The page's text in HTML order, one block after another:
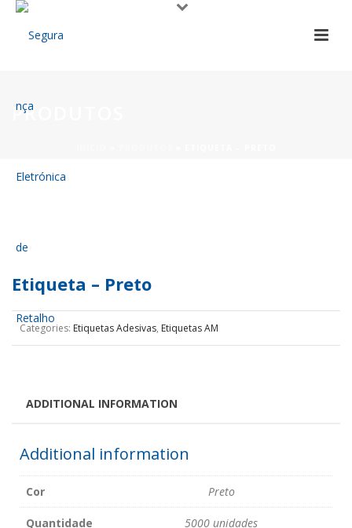
PRODUTOS
Etiqueta – Preto
Categories: Etiquetas Adesivas, Etiquetas AM
ADDITIONAL INFORMATION
Additional information
Cor Preto
Quantidade
5000 unidades